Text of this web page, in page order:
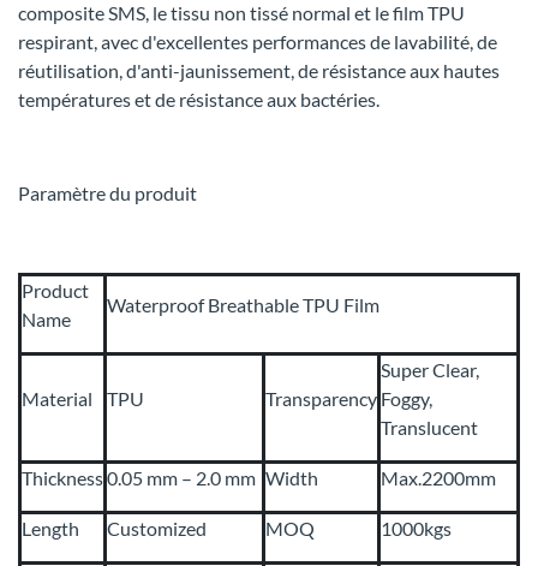
composite SMS, le tissu non tissé normal et le film TPU
respirant, avec d'excellentes performances de lavabilité, de
réutilisation, d'anti-jaunissement, de résistance aux hautes
températures et de résistance aux bactéries.
Paramètre du produit
Product
Name
Waterproof Breathable TPU Film
Material TPU Transparency
Super Clear,
Foggy,
Translucent
Thickness0.05 mm – 2.0 mm Width Max.2200mm
Length Customized MOQ 1000kgs